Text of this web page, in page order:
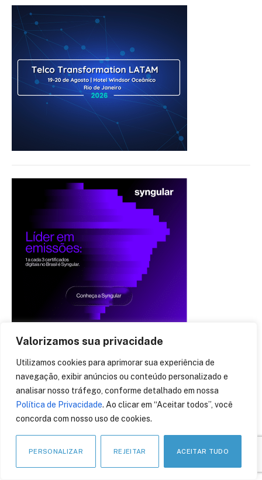
Valorizamos sua privacidade
Utilizamos cookies para aprimorar sua experiência de
navegação, exibir anúncios ou conteúdo personalizado e
analisar nosso tráfego, conforme detalhado em nossa
Política de Privacidade. Ao clicar em “Aceitar todos”, você
concorda com nosso uso de cookies.
PERSONALIZAR REJEITAR ACEITAR TUDO
APOIO INSTITUCIONAL